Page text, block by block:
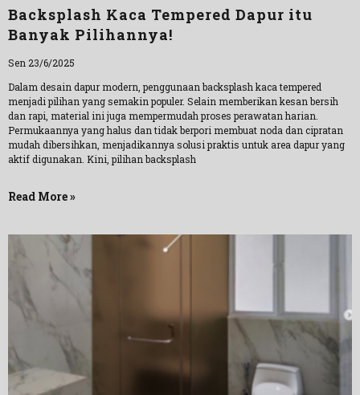
Backsplash Kaca Tempered Dapur itu
Banyak Pilihannya!
Sen 23/6/2025
Dalam desain dapur modern, penggunaan backsplash kaca tempered
menjadi pilihan yang semakin populer. Selain memberikan kesan bersih
dan rapi, material ini juga mempermudah proses perawatan harian.
Permukaannya yang halus dan tidak berpori membuat noda dan cipratan
mudah dibersihkan, menjadikannya solusi praktis untuk area dapur yang
aktif digunakan. Kini, pilihan backsplash
Read More »